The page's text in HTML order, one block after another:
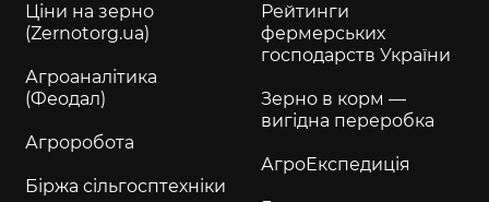
Ціни на зерно
(Zernotorg.ua)
Агроаналітика
(Феодал)
Агроробота
Біржа сільгосптехніки
Рейтинги
фермерських
господарств України
Зерно в корм —
вигідна переробка
АгроЕкспедиція